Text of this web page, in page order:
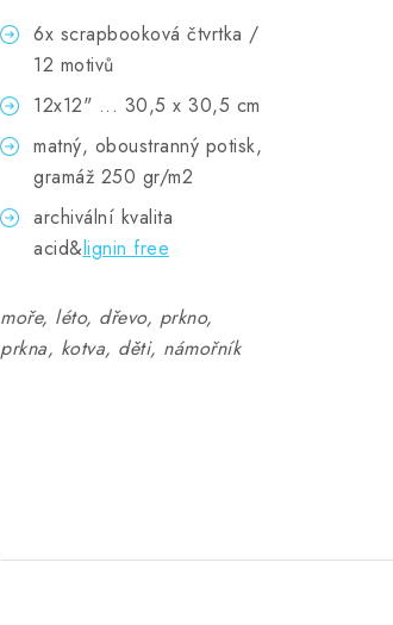
6x scrapbooková čtvrtka /
12 motivů
12x12" ... 30,5 x 30,5 cm
matný, oboustranný potisk,
gramáž 250 gr/m2
archivální kvalita
acid&lignin free
moře, léto, dřevo, prkno,
prkna, kotva, děti, námořník